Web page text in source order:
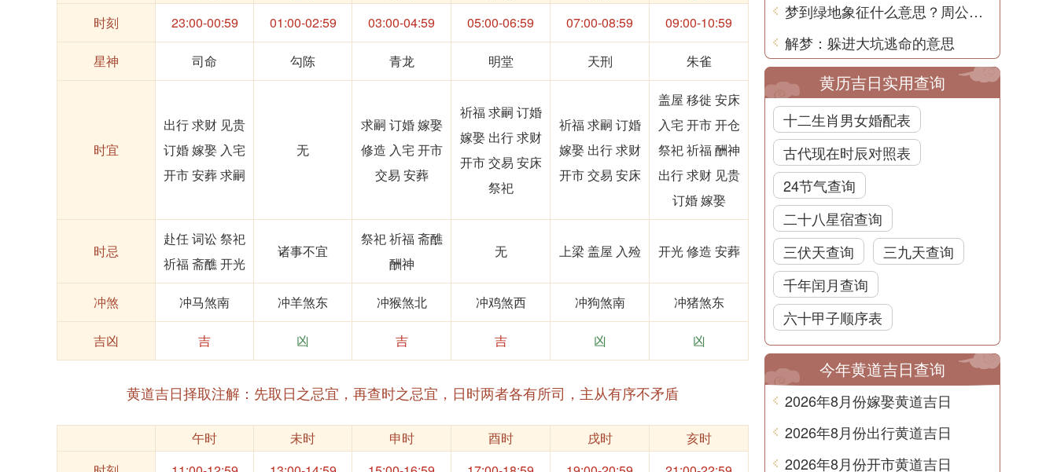
时刻
23:00-00:59 01:00-02:59 03:00-04:59 05:00-06:59 07:00-08:59 09:00-10:59
星神 司命 勾陈 青龙 明堂 天刑 朱雀
时宜
出行 求财 见贵
订婚 嫁娶 入宅
开市 安葬 求嗣
无
求嗣 订婚 嫁娶
修造 入宅 开市
交易 安葬
祈福 求嗣 订婚
嫁娶 出行 求财
开市 交易 安床
祭祀
祈福 求嗣 订婚
嫁娶 出行 求财
开市 交易 安床
盖屋 移徙 安床
入宅 开市 开仓
祭祀 祈福 酬神
出行 求财 见贵
订婚 嫁娶
时忌
赴任 词讼 祭祀
祈福 斋醮 开光
诸事不宜
祭祀 祈福 斋醮
酬神
无 上梁 盖屋 入殓 开光 修造 安葬
冲煞 冲马煞南 冲羊煞东 冲猴煞北 冲鸡煞西 冲狗煞南 冲猪煞东
吉凶 吉 凶 吉 吉 凶 凶
黄道吉日择取注解：先取日之忌宜，再查时之忌宜，日时两者各有所司，主从有序不矛盾
午时 未时 申时 酉时 戌时
亥时
梦到绿地象征什么意思？周公解梦
解梦：躲进大坑逃命的意思
黄历吉日实用查询
十二生肖男女婚配表
古代现在时辰对照表
24节气查询
二十八星宿查询
三伏天查询
三九天查询
千年闰月查询
六十甲子顺序表
今年黄道吉日查询
2026年8月份嫁娶黄道吉日
2026年8月份出行黄道吉日
2026年8月份开市黄道吉日